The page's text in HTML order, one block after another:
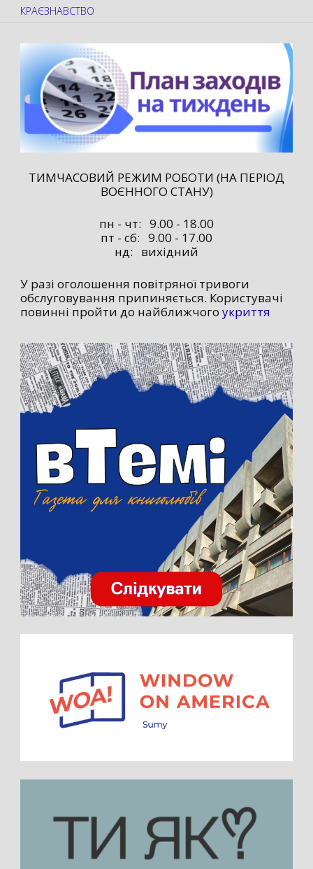
КРАЄЗНАВСТВО
ТИМЧАСОВИЙ РЕЖИМ РОБОТИ (НА ПЕРІОД
ВОЄННОГО СТАНУ)
пн - чт: 9.00 - 18.00
пт - сб: 9.00 - 17.00
нд: вихідний
У разі оголошення повітряної тривоги
обслуговування припиняється. Користувачі
повинні пройти до найближчого укриття